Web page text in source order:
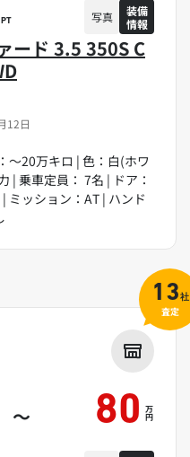
12日
ード 3.5 350S C
～20万キロ | 色：白(ホワ
| 乗車定員： 7名 | ドア：
ミッション：AT | ハンド
PT 写真
装備
情報
～ 80 万
円
13社
査定